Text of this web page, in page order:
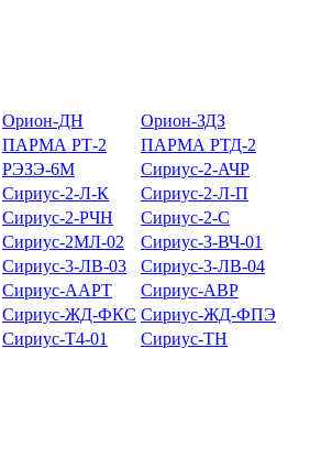
Орион-ДН
Орион-ЗДЗ
ПАРМА РТ-2
ПАРМА РТД-2
РЭЗЭ-6М
Сириус-2-АЧР
Сириус-2-Л-К
Сириус-2-Л-П
Сириус-2-РЧН
Сириус-2-С
Сириус-2МЛ-02
Сириус-3-ВЧ-01
Сириус-3-ЛВ-03
Сириус-3-ЛВ-04
Сириус-ААРТ
Сириус-АВР
Сириус-ЖД-ФКС Сириус-ЖД-ФПЭ
Сириус-Т4-01
Сириус-ТН